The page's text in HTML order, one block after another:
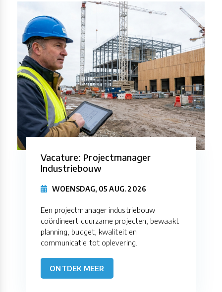
Vacature: Projectmanager
Industriebouw
WOENSDAG, 05 AUG. 2026
Een projectmanager industriebouw
coördineert duurzame projecten, bewaakt
planning, budget, kwaliteit en
communicatie tot oplevering.
ONTDEK MEER